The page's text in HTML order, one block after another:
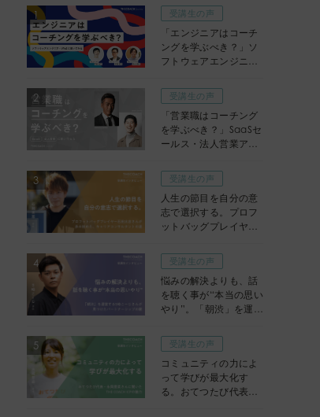
受講生の声
「エンジニアはコーチ
ングを学ぶべき？」ソ
フトウェアエンジニ
受講生の声
「営業職はコーチング
を学ぶべき？」SaaSセ
ールス・法人営業アド
受講生の声
人生の節目を自分の意
志で選択する。プロフ
ットバッグプレイヤー
めた、キャリアコンサ
ルタントの道
受講生の声
悩みの解決よりも、話
を聴く事が“本当の思い
やり”。「朝渋」を運営
見つけたパートナーシ
ップの鍵
受講生の声
コミュニティの力によ
って学びが最大化す
る。おてつたび代表・